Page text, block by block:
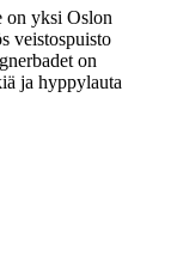
on yksi Oslon
veistospuisto
on
ja hyppylauta